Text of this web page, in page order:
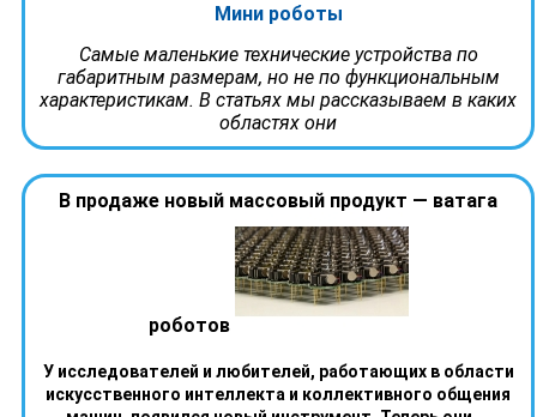
Мини роботы
Самые маленькие технические устройства по
габаритным размерам, но не по функциональным
характеристикам. В статьях мы рассказываем в каких
областях они
В продаже новый массовый продукт — ватага
роботов
У исследователей и любителей, работающих в области
искусственного интеллекта и коллективного общения